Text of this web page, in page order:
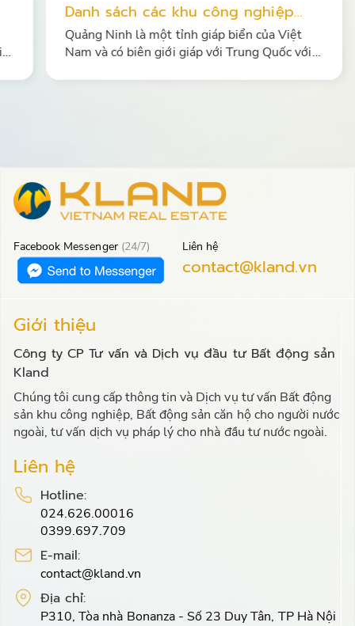
Danh sách các khu công nghiệp
tỉnh Quảng Ninh sau sáp nhập (mới
nhất)
Quảng Ninh là một tỉnh giáp biển của Việt
Nam và có biên giới giáp với Trung Quốc với
Facebook Messenger (24/7) Liên hệ
contact@kland.vn
Giới thiệu
Công ty CP Tư vấn và Dịch vụ đầu tư Bất động sản
Kland
Chúng tôi cung cấp thông tin và Dịch vụ tư vấn Bất động
sản khu công nghiệp, Bất động sản căn hộ cho người nước
ngoài, tư vấn dịch vụ pháp lý cho nhà đầu tư nước ngoài.
Liên hệ
Hotline:
024.626.00016
0399.697.709
E-mail:
contact@kland.vn
Địa chỉ:
P310, Tòa nhà Bonanza - Số 23 Duy Tân, TP Hà Nội